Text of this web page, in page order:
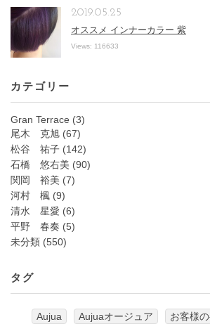
オススメ インナーカラー 紫
2019.05.25
Views: 116633
カテゴリー
Gran Terrace (3)
尾木 克旭 (67)
松谷 祐子 (142)
石橋 悠右美 (90)
関岡 裕美 (7)
河村 楓 (9)
清水 星愛 (6)
平野 春奏 (5)
未分類 (550)
タグ
Aujua Aujuaオージュア
お客様